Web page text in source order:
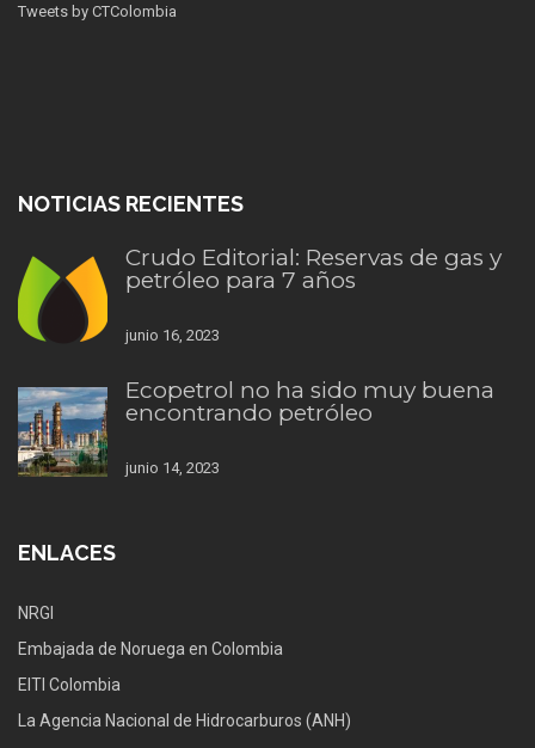
Tweets by CTColombia
NOTICIAS RECIENTES
Crudo Editorial: Reservas de gas y
petróleo para 7 años
junio 16, 2023
Ecopetrol no ha sido muy buena
encontrando petróleo
junio 14, 2023
ENLACES
NRGI
Embajada de Noruega en Colombia
EITI Colombia
La Agencia Nacional de Hidrocarburos (ANH)